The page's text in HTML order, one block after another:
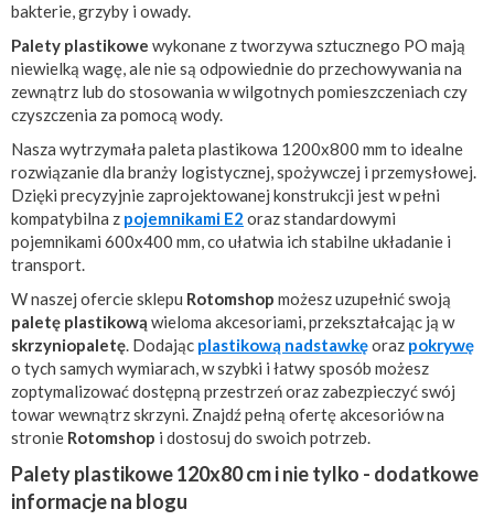
bakterie, grzyby i owady.
Palety plastikowe wykonane z tworzywa sztucznego PO mają
niewielką wagę, ale nie są odpowiednie do przechowywania na
zewnątrz lub do stosowania w wilgotnych pomieszczeniach czy
czyszczenia za pomocą wody.
Nasza wytrzymała paleta plastikowa 1200x800 mm to idealne
rozwiązanie dla branży logistycznej, spożywczej i przemysłowej.
Dzięki precyzyjnie zaprojektowanej konstrukcji jest w pełni
kompatybilna z pojemnikami E2 oraz standardowymi
pojemnikami 600x400 mm, co ułatwia ich stabilne układanie i
transport.
W naszej ofercie sklepu Rotomshop możesz uzupełnić swoją
paletę plastikową wieloma akcesoriami, przekształcając ją w
skrzyniopaletę. Dodając plastikową nadstawkęoraz pokrywę
o tych samych wymiarach, w szybki i łatwy sposób możesz
zoptymalizować dostępną przestrzeń oraz zabezpieczyć swój
towar wewnątrz skrzyni. Znajdź pełną ofertę akcesoriów na
stronie Rotomshop i dostosuj do swoich potrzeb.
Palety plastikowe 120x80 cm i nie tylko - dodatkowe
informacje na blogu